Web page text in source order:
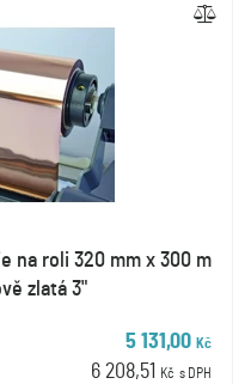
na roli 320 mm x 300 m
zlatá 3"
5 131,00 Kč
6 208,51 Kč s DPH